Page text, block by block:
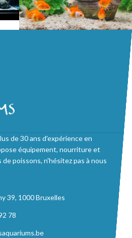
de 30 ans d'expérience en
équipement, nourriture et
poissons, n'hésitez pas à nous
39, 1000 Bruxelles
78